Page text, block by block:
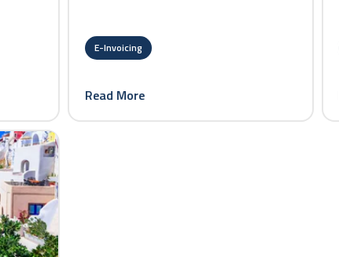
E-Invoicing
Read More